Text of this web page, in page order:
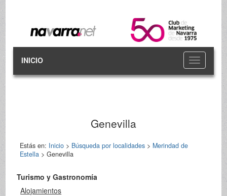
Toggle
navigation
INICIO
Genevilla
Estás en: Inicio> Búsqueda por localidades> Merindad de
Estella> Genevilla
Turismo y Gastronomía
Alojamientos